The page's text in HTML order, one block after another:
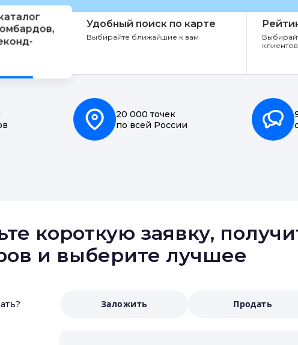
Удобный поиск по карте
Выбирайте ближайшие к вам
клиентов
20 000 точек
по всей России
короткую заявку,
и выберите лучшее
Заложить Продать